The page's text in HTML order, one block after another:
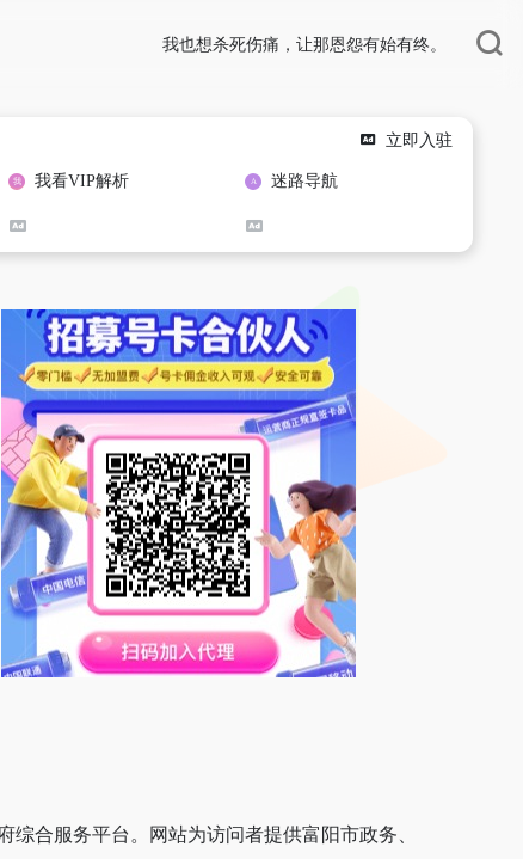
我也想杀死伤痛，让那恩怨有始有终。
立即入驻
我看VIP解析 迷路导航
合服务平台。网站为访问者提供富阳市政务、